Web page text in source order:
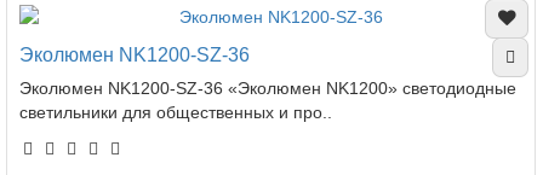
Эколюмен NK1200-SZ-36
Эколюмен NK1200-SZ-36 «Эколюмен NK1200» светодиодные
светильники для общественных и про..